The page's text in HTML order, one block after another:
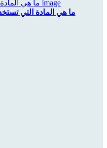
ما هي المادة التي